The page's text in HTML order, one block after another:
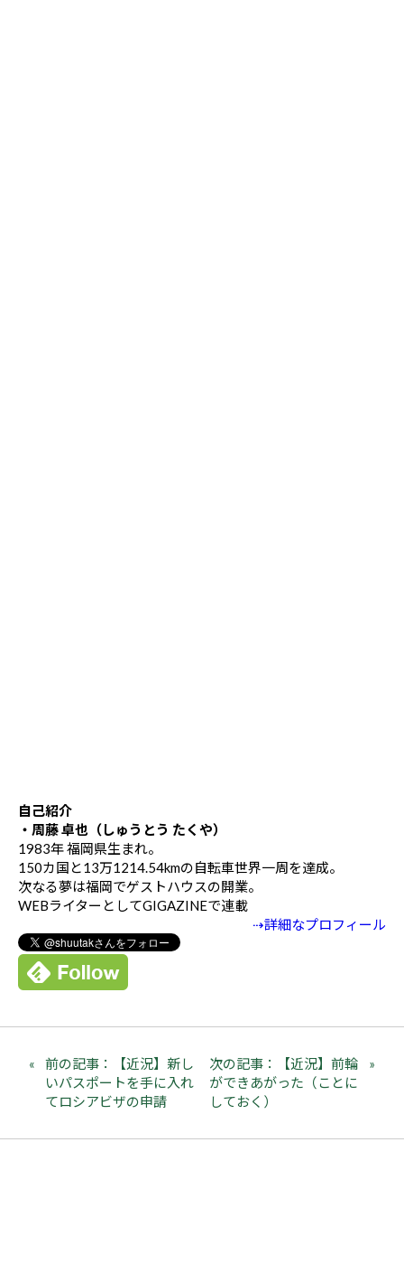
自己紹介
・周藤 卓也（しゅうとう たくや）
1983年 福岡県生まれ。
150カ国と13万1214.54kmの自転車世界一周を達成。
次なる夢は福岡でゲストハウスの開業。
WEBライターとしてGIGAZINEで連載
⇢詳細なプロフィール
前の記事：【近況】新し
いパスポートを手に入れ
てロシアビザの申請
次の記事：【近況】前輪
ができあがった（ことに
しておく）